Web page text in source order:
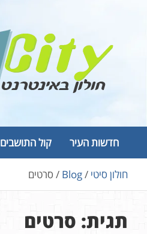
חדשות העיר קול התושבים
חולון סיטי Blog סרטים
תגית: סרטים